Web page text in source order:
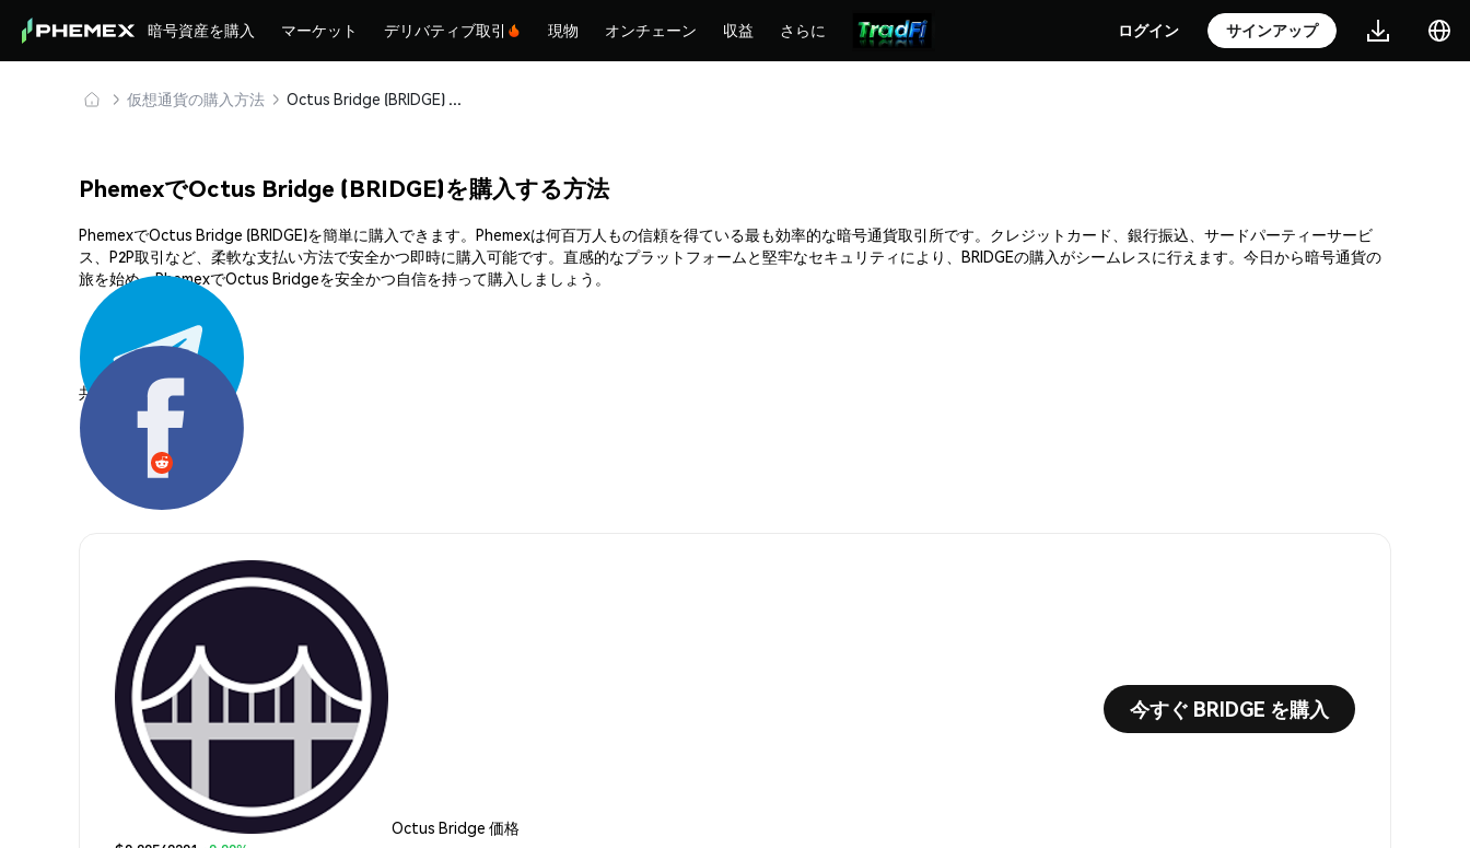
暗号資産を購入 マーケット デリバティブ取引 現物 オンチェーン 収益 さらに ログイン サインアップ
仮想通貨の購入方法 Octus Bridge (BRIDGE) を安全に購入・保管
PhemexでOctus Bridge (BRIDGE)を購入する方法
PhemexでOctus Bridge (BRIDGE)を簡単に購入できます。Phemexは何百万人もの信頼を得ている最も効率的な暗号通貨取引所です。クレジットカード、銀行振込、サードパーティーサービ
ス、P2P取引など、柔軟な支払い方法で安全かつ即時に購入可能です。直感的なプラットフォームと堅牢なセキュリティにより、BRIDGEの購入がシームレスに行えます。今日から暗号通貨の
旅を始め、PhemexでOctus Bridgeを安全かつ自信を持って購入しましょう。
共有する:
Octus Bridge 価格
今すぐ BRIDGE を購入